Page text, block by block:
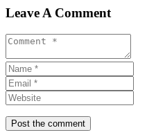
Leave A Comment